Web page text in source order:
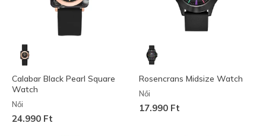
Calabar Black Pearl Square
Watch
Női
24.990 Ft
Rosencrans Midsize Watch
Női
17.990 Ft